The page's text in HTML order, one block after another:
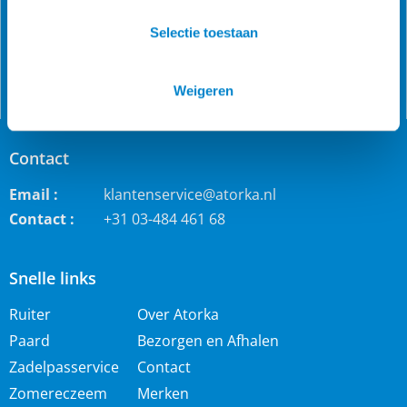
Selectie toestaan
Weigeren
Snelle links
Ruiter
Paard
Zadelpasservice
Zomereczeem
Over Atorka
Bezorgen en Afhalen
Contact
Merken
Contact
Email :
klantenservice@atorka.nl
Contact :
+31 03-484 461 68